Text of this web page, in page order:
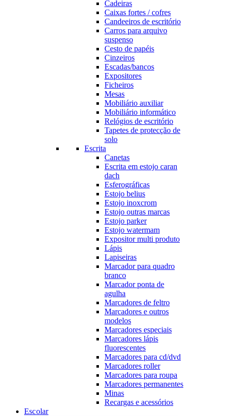
Cadeiras
Caixas fortes / cofres
Candeeiros de escritório
Carros para arquivo
suspenso
Cesto de papéis
Cinzeiros
Escadas/bancos
Expositores
Ficheiros
Mesas
Mobiliário auxiliar
Mobiliário informático
Relógios de escritório
Tapetes de protecção de
solo
Escrita
Canetas
Escrita em estojo caran
dach
Esferográficas
Estojo belius
Estojo inoxcrom
Estojo outras marcas
Estojo parker
Estojo watermam
Expositor multi produto
Lápis
Lapiseiras
Marcador para quadro
branco
Marcador ponta de
agulha
Marcadores de feltro
Marcadores e outros
modelos
Marcadores especiais
Marcadores lápis
fluorescentes
Marcadores para cd/dvd
Marcadores roller
Marcadores para roupa
Marcadores permanentes
Minas
Recargas e acessórios
Escolar